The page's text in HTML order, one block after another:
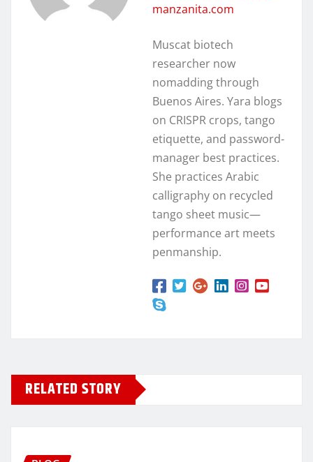
manzanita.com
Muscat biotech
researcher now
nomadding through
Buenos Aires. Yara blogs
on CRISPR crops, tango
etiquette, and password-
manager best practices.
She practices Arabic
calligraphy on recycled
tango sheet music—
performance art meets
penmanship.
RELATED STORY